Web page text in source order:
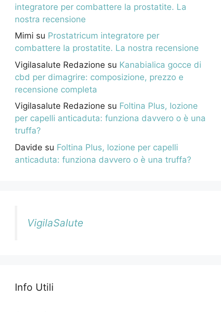
integratore per combattere la prostatite. La
nostra recensione
Mimi su Prostatricum integratore per
combattere la prostatite. La nostra recensione
Vigilasalute Redazione su Kanabialica gocce di
cbd per dimagrire: composizione, prezzo e
recensione completa
Vigilasalute Redazione su Foltina Plus, lozione
per capelli anticaduta: funziona davvero o è una
truffa?
Davide su Foltina Plus, lozione per capelli
anticaduta: funziona davvero o è una truffa?
VigilaSalute
Info Utili